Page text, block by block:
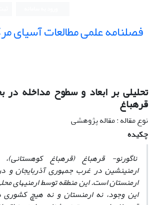
فصلنامه علمی مطالعات آسیای
تحلیلی بر ابعاد و سطوح مداخله در
قره‏باغ
نوع مقاله : مقاله پژوهشی
چکیده
ناگورنو- قره‏باغ (قره‏باغ
ارمنی‏نشین در غرب جمهوری آذربایجان و
ارمنستان است. این منطقه توسط ارمنی‏های
این وجود، نه ارمنستان و نه هیچ کشوری